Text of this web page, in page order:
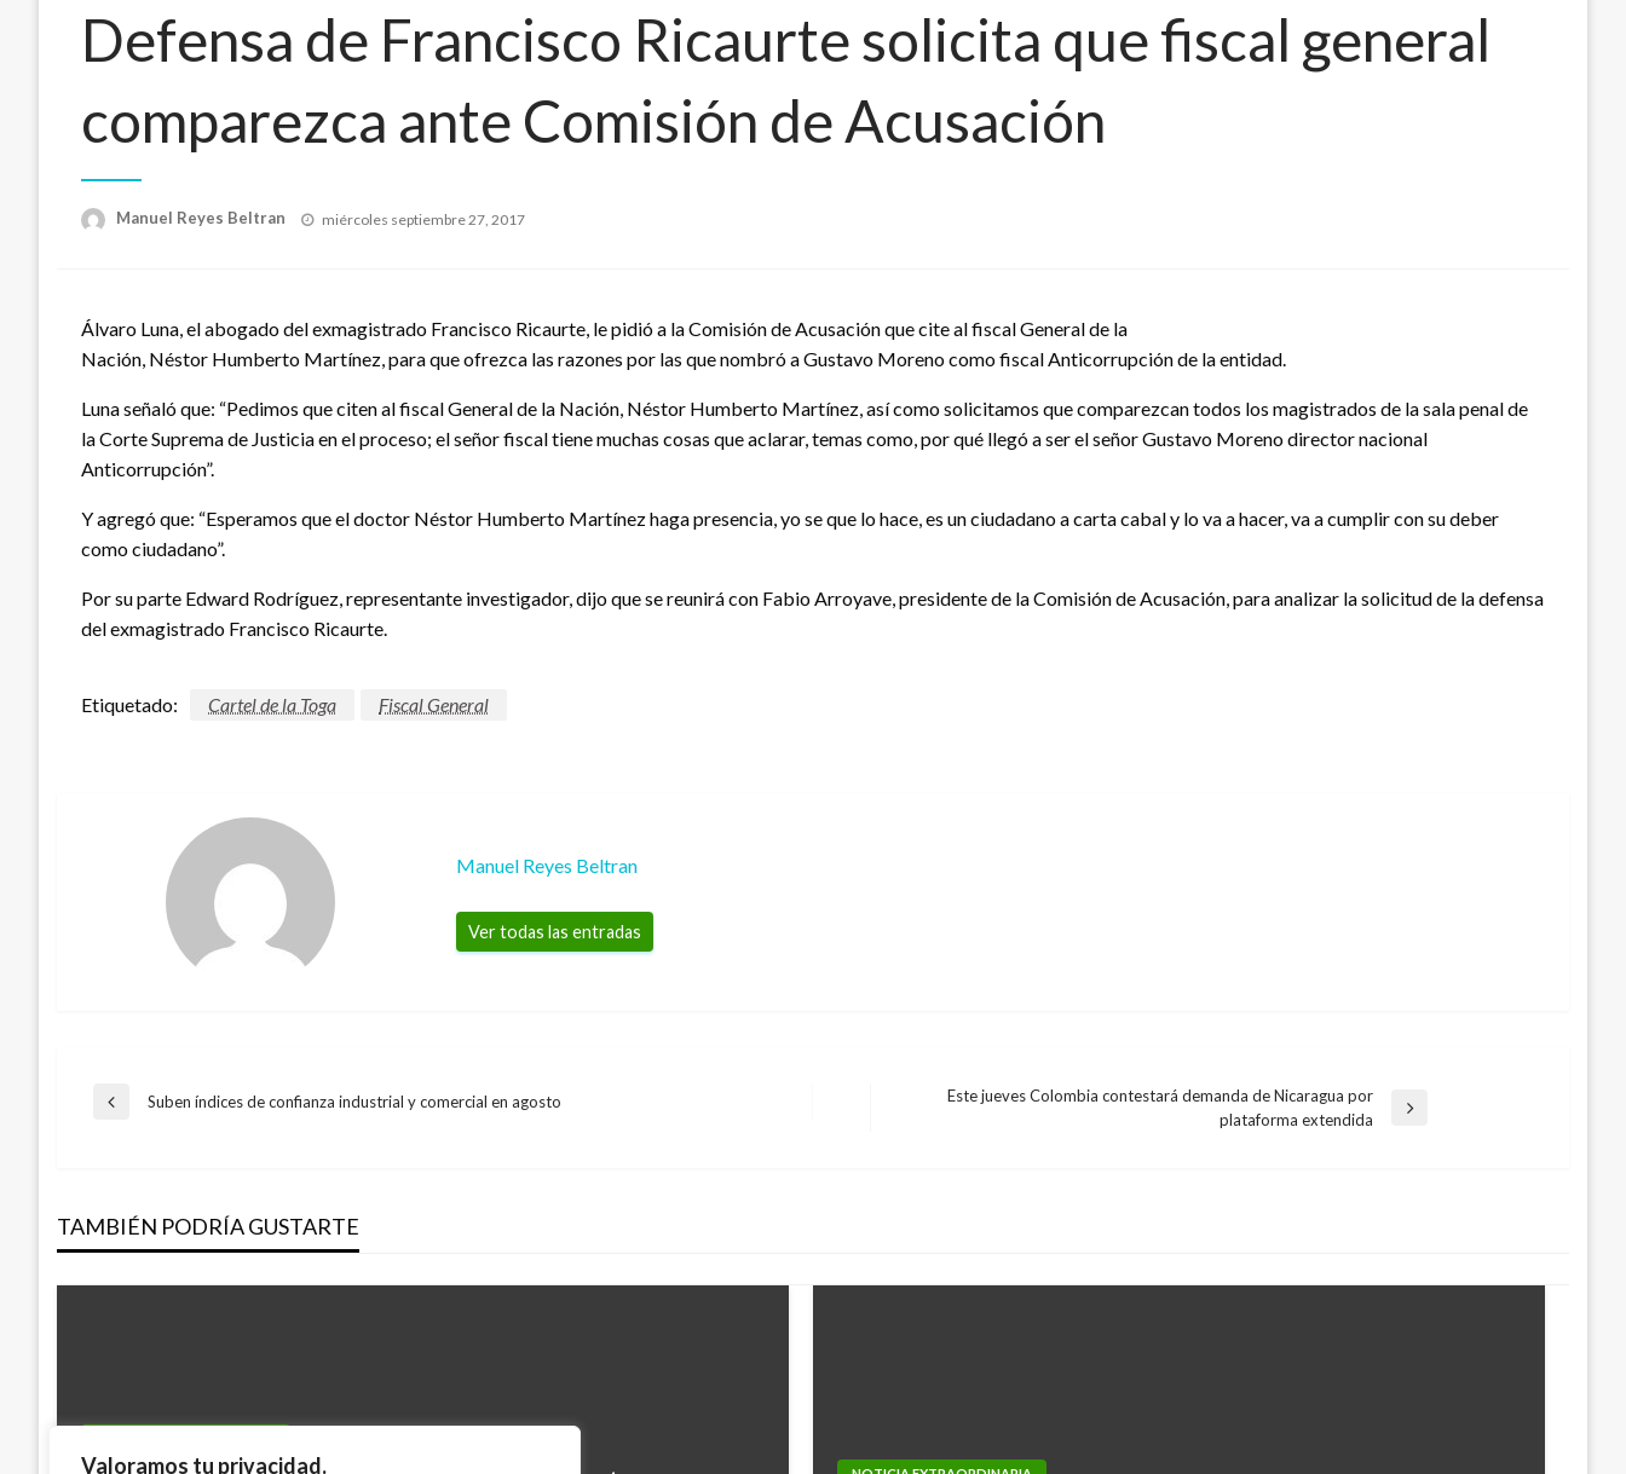
Valoramos tu privacidad.
Defensa de Francisco Ricaurte solicita que fiscal general
comparezca ante Comisión de Acusación
Manuel Reyes Beltran
Publicado
miércoles septiembre 27, 2017
Álvaro Luna, el abogado del exmagistrado Francisco Ricaurte, le pidió a la Comisión de Acusación que cite al fiscal General de la
Nación, Néstor Humberto Martínez, para que ofrezca las razones por las que nombró a Gustavo Moreno como fiscal Anticorrupción de la entidad.
Luna señaló que: “Pedimos que citen al fiscal General de la Nación, Néstor Humberto Martínez, así como solicitamos que comparezcan todos los magistrados de la sala penal de
la Corte Suprema de Justicia en el proceso; el señor fiscal tiene muchas cosas que aclarar, temas como, por qué llegó a ser el señor Gustavo Moreno director nacional
Anticorrupción”.
Y agregó que: “Esperamos que el doctor Néstor Humberto Martínez haga presencia, yo se que lo hace, es un ciudadano a carta cabal y lo va a hacer, va a cumplir con su deber
como ciudadano”.
Por su parte Edward Rodríguez, representante investigador, dijo que se reunirá con Fabio Arroyave, presidente de la Comisión de Acusación, para analizar la solicitud de la defensa
del exmagistrado Francisco Ricaurte.
Etiquetado: Cartel de la Toga Fiscal General
Manuel Reyes Beltran
Ver todas las entradas
Navegación
entradas
Entrada
Suben índices de confianza industrial y comercial en agosto
Este jueves Colombia contestará demanda de Nicaragua por
plataforma extendida
TAMBIÉN PODRÍA GUSTARTE
NOTICIA EXTRAORDINARIA NOTICIA EXTRAORDINARIA